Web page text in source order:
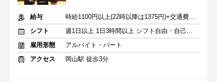
給与
時給1100円以上(22時以降は1375円)+交通費規定内支給
シフト
週1日以上 1日3時間以上 シフト自由・自己申告
雇用形態
アルバイト・パート
アクセス
岡山駅 徒歩3分